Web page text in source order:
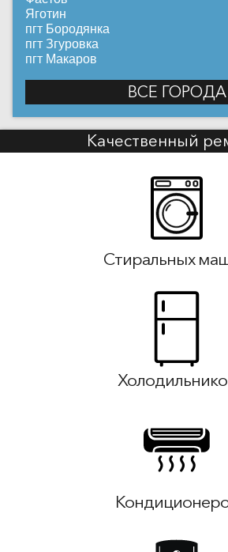
Яготин
пгт Бородянка
пгт Згуровка
пгт Макаров
ВСЕ ГОРОДА
Качественный
Стиральных